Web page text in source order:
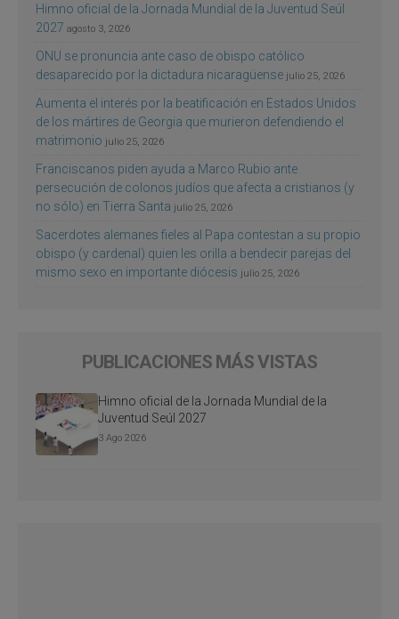
Himno oficial de la Jornada Mundial de la Juventud Seúl
2027 agosto 3, 2026
ONU se pronuncia ante caso de obispo católico
desaparecido por la dictadura nicaragüense julio 25, 2026
Aumenta el interés por la beatificación en Estados Unidos
de los mártires de Georgia que murieron defendiendo el
matrimonio julio 25, 2026
Franciscanos piden ayuda a Marco Rubio ante
persecución de colonos judíos que afecta a cristianos (y
no sólo) en Tierra Santa julio 25, 2026
Sacerdotes alemanes fieles al Papa contestan a su propio
obispo (y cardenal) quien les orilla a bendecir parejas del
mismo sexo en importante diócesis julio 25, 2026
PUBLICACIONES MÁS VISTAS
Himno oficial de la Jornada Mundial de la
Juventud Seúl 2027
3 Ago 2026